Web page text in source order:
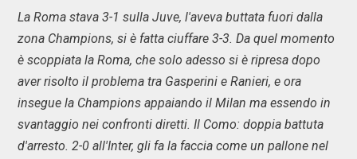
La Roma stava 3-1 sulla Juve, l'aveva buttata fuori dalla
zona Champions, si è fatta ciuffare 3-3. Da quel momento
è scoppiata la Roma, che solo adesso si è ripresa dopo
aver risolto il problema tra Gasperini e Ranieri, e ora
insegue la Champions appaiando il Milan ma essendo in
svantaggio nei confronti diretti. Il Como: doppia battuta
d'arresto. 2-0 all'Inter, gli fa la faccia come un pallone nel